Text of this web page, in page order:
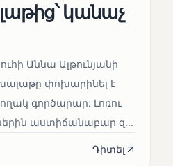
կանաչ
Աննա Ալթունյանի
փոխարինել է
գործարար: Լոռու
աստիճանաբար զ...
Դիտել